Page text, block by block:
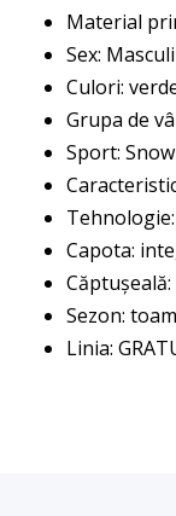
Material
Sex:
Culori:
Grupa de
Sport:
Capota:
Sezon:
Linia: